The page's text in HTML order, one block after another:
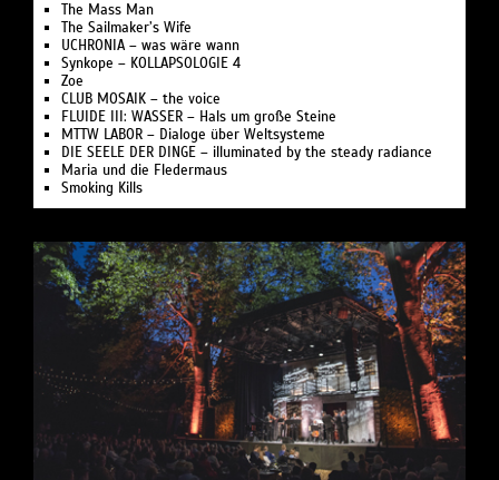
The Mass Man
The Sailmaker’s Wife
UCHRONIA – was wäre wann
Synkope – KOLLAPSOLOGIE 4
Zoe
CLUB MOSAIK – the voice
FLUIDE III: WASSER – Hals um große Steine
MTTW LABOR – Dialoge über Weltsysteme
DIE SEELE DER DINGE – illuminated by the steady radiance
Maria und die Fledermaus
Smoking Kills